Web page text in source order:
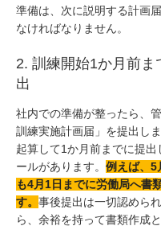
準備は、次に説明する計画
なければなりません。
2. 訓練開始1か月前
出
社内での準備が整ったら、
訓練実施計画届」を提出し
起算して1か月前までに提
ールがあります。 例えば、5
も4月1日までに労働局へ書
す。 事後提出は一切認めら
ら、余裕を持って書類作成